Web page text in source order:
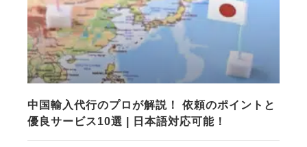
中国輸入代行のプロが解説！ 依頼のポイントと
優良サービス10選 | 日本語対応可能！